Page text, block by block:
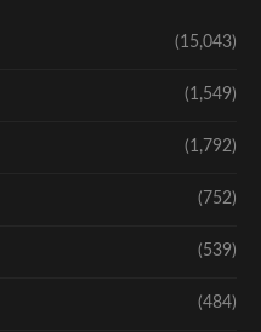
(15,043)
(1,549)
(1,792)
(752)
(539)
(484)